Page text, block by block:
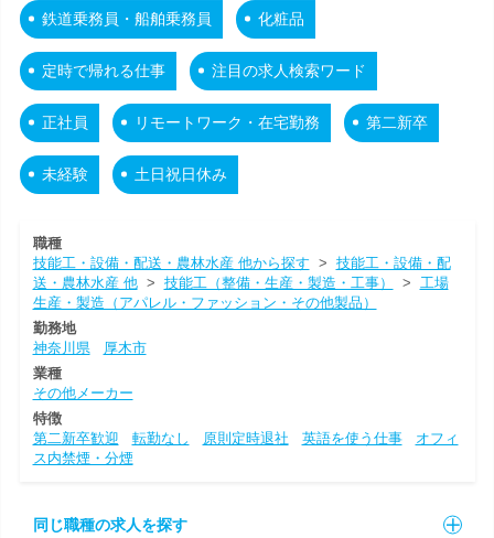
鉄道乗務員・船舶乗務員 化粧品
定時で帰れる仕事 注目の求人検索ワード
正社員 リモートワーク・在宅勤務 第二新卒
未経験 土日祝日休み
職種
技能工・設備・配送・農林水産 他から探す > 技能工・設備・配
送・農林水産 他> 技能工（整備・生産・製造・工事） > 工場
生産・製造（アパレル・ファッション・その他製品）
勤務地
神奈川県
厚木市
業種
その他メーカー
特徴
第二新卒歓迎
転勤なし 原則定時退社 英語を使う仕事
オフィ
ス内禁煙・分煙
同じ職種の求人を探す